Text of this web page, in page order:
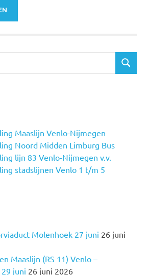
Z
Maaslijn Venlo-Nijmegen
Noord Midden Limburg Bus
lijn 83 Venlo-Nijmegen v.v.
stadslijnen Venlo 1 t/m 5
Molenhoek 27 juni 26 juni
Maaslijn (RS 11) Venlo –
juni 26 juni 2026